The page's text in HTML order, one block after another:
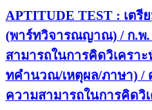
APTITUDE TEST : เตรี
(พาร์ทวิจารณญาณ) / ก.พ
สามารถในการคิดวิเครา
ทคำนวณ/เหตุผล/ภาษา) /
ความสามารถในการคิดวิ